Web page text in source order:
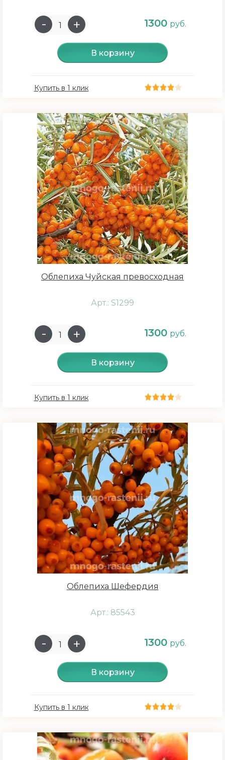
1300 руб.
В корзину
Купить в 1 клик
Облепиха Чуйская превосходная
Арт.: S1299
1300 руб.
В корзину
Купить в 1 клик
Облепиха Шефердия
Арт.: 85543
1300 руб.
В корзину
Купить в 1 клик